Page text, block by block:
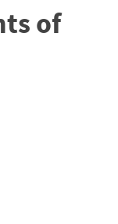
of